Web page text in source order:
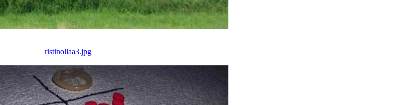
ristinollaa3.jpg